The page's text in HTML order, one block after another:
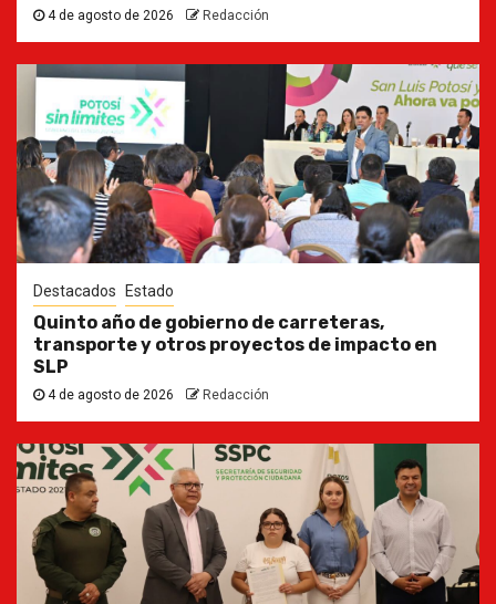
4 de agosto de 2026 Redacción
Destacados Estado
Quinto año de gobierno de carreteras,
transporte y otros proyectos de impacto en
SLP
4 de agosto de 2026 Redacción